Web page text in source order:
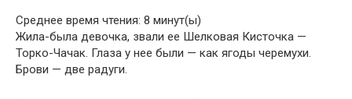
Среднее время чтения: 8 минут(ы)
Жила-была девочка, звали ее Шелковая Кисточка —
Торко-Чачак. Глаза у нее были — как ягоды черемухи.
Брови — две радуги.